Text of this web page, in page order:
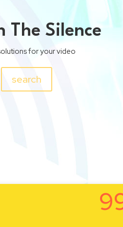
The Silence
for your video
search